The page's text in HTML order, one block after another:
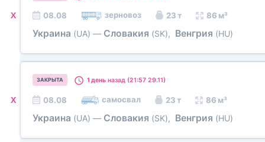
X 08.08 зерновоз 23 т 86 м³
Украина (UA) — Словакия (SK), Венгрия (HU)
X
ЗАКРЫТА 1 день назад (21:57 29.11)
08.08 самосвал 23 т 86 м³
Украина (UA) — Словакия (SK), Венгрия (HU)